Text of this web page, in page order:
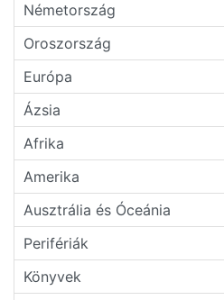
Németország
Oroszország
Európa
Ázsia
Afrika
Amerika
Ausztrália és Óceánia
Perifériák
Könyvek